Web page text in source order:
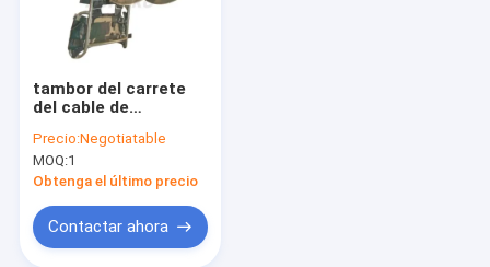
tambor del carrete
del cable de
del carrete de cable
de los 60M Empty
Optical Fiber
Precio:Negotiatable
MOQ:1
Obtenga el último precio
Contactar ahora